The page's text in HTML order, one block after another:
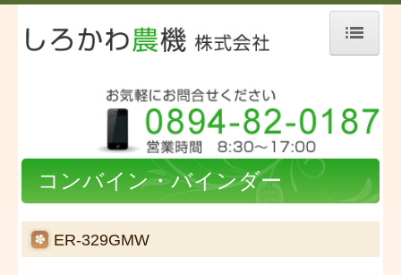
会社案内・交通案内
注文方法
新古・中古入荷情報
お問合せ
コンバイン・バインダー
ER-329GMW